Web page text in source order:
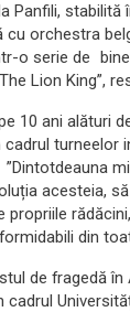
Panfili,
orchestra
o serie de
Lion King”,
10 ani alături
acesteia,
propriile
din
de fragedă
cadrul